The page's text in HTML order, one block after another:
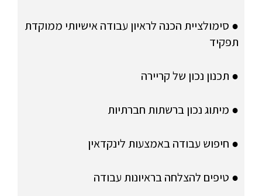
● סימולציית הכנה לראיון עבודה אישיותי ממוקדת
תפקיד
● תכנון נכון של קריירה
● מיתוג נכון ברשתות חברתיות
● חיפוש עבודה באמצעות לינקדאין
● טיפים להצלחה בראיונות עבודה